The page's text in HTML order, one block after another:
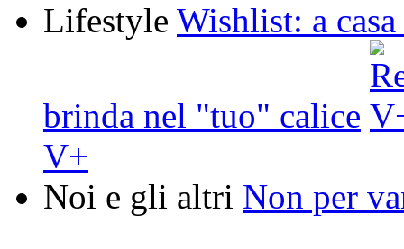
Lifestyle Wishlist: a
brinda nel "tuo" calice
V+
Noi e gli altri Non per